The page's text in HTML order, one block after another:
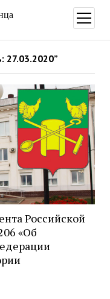
меню
27.03.2020”
Российской
«Об